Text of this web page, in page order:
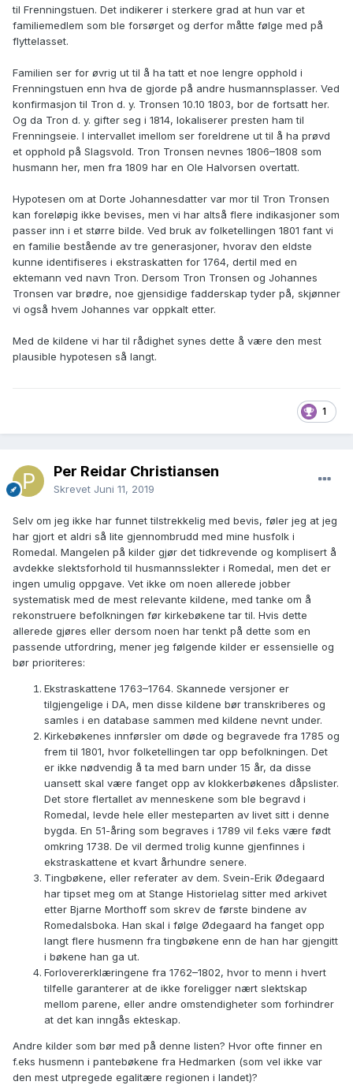
til Frenningstuen. Det indikerer i sterkere grad at hun var et
familiemedlem som ble forsørget og derfor måtte følge med på
flyttelasset.
Familien ser for øvrig ut til å ha tatt et noe lengre opphold i
Frenningstuen enn hva de gjorde på andre husmannsplasser. Ved
konfirmasjon til Tron d. y. Tronsen 10.10 1803, bor de fortsatt her.
Og da Tron d. y. gifter seg i 1814, lokaliserer presten ham til
Frenningseie. I intervallet imellom ser foreldrene ut til å ha prøvd
et opphold på Slagsvold. Tron Tronsen nevnes 1806–1808 som
husmann her, men fra 1809 har en Ole Halvorsen overtatt.
Hypotesen om at Dorte Johannesdatter var mor til Tron Tronsen
kan foreløpig ikke bevises, men vi har altså flere indikasjoner som
passer inn i et større bilde. Ved bruk av folketellingen 1801 fant vi
en familie bestående av tre generasjoner, hvorav den eldste
kunne identifiseres i ekstraskatten for 1764, dertil med en
ektemann ved navn Tron. Dersom Tron Tronsen og Johannes
Tronsen var brødre, noe gjensidige fadderskap tyder på, skjønner
vi også hvem Johannes var oppkalt etter.
Med de kildene vi har til rådighet synes dette å være den mest
plausible hypotesen så langt.
1
Per Reidar Christiansen
Skrevet Juni 11, 2019
Selv om jeg ikke har funnet tilstrekkelig med bevis, føler jeg at jeg
har gjort et aldri så lite gjennombrudd med mine husfolk i
Romedal. Mangelen på kilder gjør det tidkrevende og komplisert å
avdekke slektsforhold til husmannsslekter i Romedal, men det er
ingen umulig oppgave. Vet ikke om noen allerede jobber
systematisk med de mest relevante kildene, med tanke om å
rekonstruere befolkningen før kirkebøkene tar til. Hvis dette
allerede gjøres eller dersom noen har tenkt på dette som en
passende utfordring, mener jeg følgende kilder er essensielle og
bør prioriteres:
Ekstraskattene 1763–1764. Skannede versjoner er
tilgjengelige i DA, men disse kildene bør transkriberes og
samles i en database sammen med kildene nevnt under.
Kirkebøkenes innførsler om døde og begravede fra 1785 og
frem til 1801, hvor folketellingen tar opp befolkningen. Det
er ikke nødvendig å ta med barn under 15 år, da disse
uansett skal være fanget opp av klokkerbøkenes dåpslister.
Det store flertallet av menneskene som ble begravd i
Romedal, levde hele eller mesteparten av livet sitt i denne
bygda. En 51-åring som begraves i 1789 vil f.eks være født
omkring 1738. De vil dermed trolig kunne gjenfinnes i
ekstraskattene et kvart århundre senere.
Tingbøkene, eller referater av dem. Svein-Erik Ødegaard
har tipset meg om at Stange Historielag sitter med arkivet
etter Bjarne Morthoff som skrev de første bindene av
Romedalsboka. Han skal i følge Ødegaard ha fanget opp
langt flere husmenn fra tingbøkene enn de han har gjengitt
i bøkene han ga ut.
Forlovererklæringene fra 1762–1802, hvor to menn i hvert
tilfelle garanterer at de ikke foreligger nært slektskap
mellom parene, eller andre omstendigheter som forhindrer
at det kan inngås ekteskap.
Andre kilder som bør med på denne listen? Hvor ofte finner en
f.eks husmenn i pantebøkene fra Hedmarken (som vel ikke var
den mest utpregede egalitære regionen i landet)?